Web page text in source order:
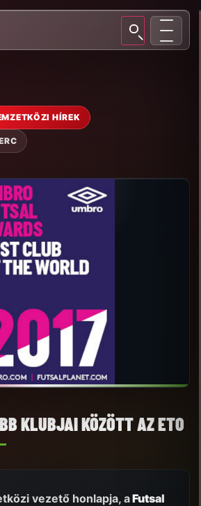
HÍREK
KLUBJAI KÖZÖTT AZ ETO
vezető honlapja, aFutsal